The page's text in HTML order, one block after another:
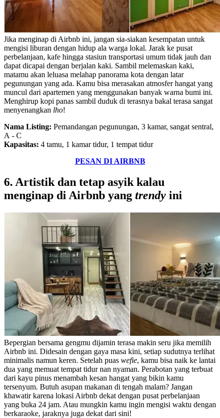
Jika menginap di Airbnb ini, jangan sia-siakan kesempatan untuk
mengisi liburan dengan hidup ala warga lokal. Jarak ke pusat
perbelanjaan, kafe hingga stasiun transportasi umum tidak jauh dan
dapat dicapai dengan berjalan kaki. Sambil melemaskan kaki,
matamu akan leluasa melahap panorama kota dengan latar
pegunungan yang ada. Kamu bisa merasakan atmosfer hangat yang
muncul dari apartemen yang menggunakan banyak warna bumi ini.
Menghirup kopi panas sambil duduk di terasnya bakal terasa sangat
menyenangkan lho!
Nama Listing: Pemandangan pegunungan, 3 kamar, sangat sentral,
А - C
Kapasitas: 4 tamu, 1 kamar tidur, 1 tempat tidur
PESAN DI AIRBNB
6. Artistik dan tetap asyik kalau
menginap di Airbnb yang trendy ini
Bepergian bersama gengmu dijamin terasa makin seru jika memilih
Airbnb ini. Didesain dengan gaya masa kini, setiap sudutnya terlihat
minimalis namun keren. Setelah puas wefie, kamu bisa naik ke lantai
dua yang memuat tempat tidur nan nyaman. Perabotan yang terbuat
dari kayu pinus menambah kesan hangat yang bikin kamu
tersenyum. Butuh asupan makanan di tengah malam? Jangan
khawatir karena lokasi Airbnb dekat dengan pusat perbelanjaan
yang buka 24 jam. Atau mungkin kamu ingin mengisi waktu dengan
berkaraoke, jaraknya juga dekat dari sini!